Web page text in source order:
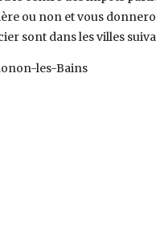
ou non et vous
sont dans les villes
les-Bains